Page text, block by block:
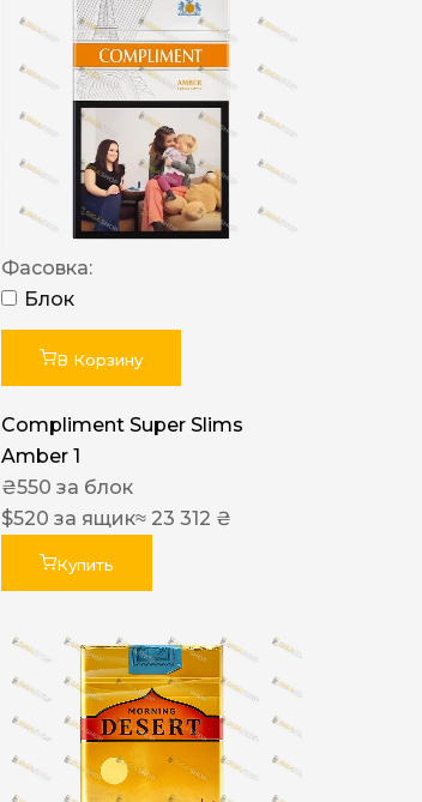
Фасовка:
Блок
В Корзину
Compliment Super Slims
Amber 1
₴550 за блок
$520 за ящик≈ 23 312 ₴
Купить